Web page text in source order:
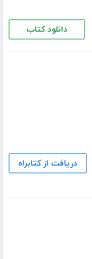
دانلود کتاب
دریافت از کتابراه